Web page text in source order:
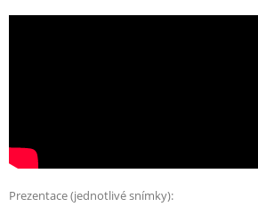
Prezentace (jednotlivé snímky):